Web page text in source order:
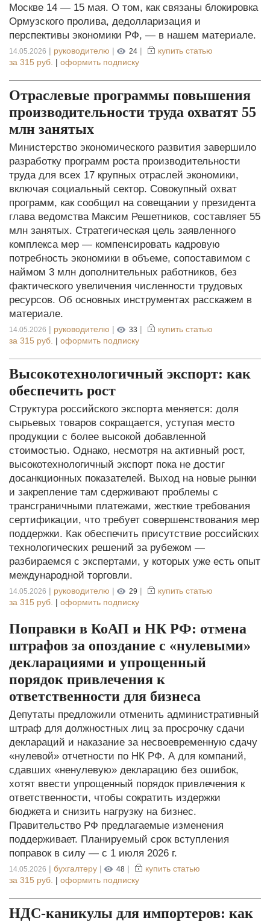
Москве 14 — 15 мая. О том, как связаны блокировка
Ормузского пролива, дедолларизация и
перспективы экономики РФ, — в нашем материале.
14.05.2026 | руководителю | 24 |
купить статью
за 315 руб. | оформить подписку
Отраслевые программы повышения
производительности труда охватят 55
млн занятых
Министерство экономического развития завершило
разработку программ роста производительности
труда для всех 17 крупных отраслей экономики,
включая социальный сектор. Совокупный охват
программ, как сообщил на совещании у президента
глава ведомства Максим Решетников, составляет 55
млн занятых. Стратегическая цель заявленного
комплекса мер — компенсировать кадровую
потребность экономики в объеме, сопоставимом с
наймом 3 млн дополнительных работников, без
фактического увеличения численности трудовых
ресурсов. Об основных инструментах расскажем в
материале.
14.05.2026 | руководителю | 33 |
купить статью
за 315 руб. | оформить подписку
Высокотехнологичный экспорт: как
обеспечить рост
Структура российского экспорта меняется: доля
сырьевых товаров сокращается, уступая место
продукции с более высокой добавленной
стоимостью. Однако, несмотря на активный рост,
высокотехнологичный экспорт пока не достиг
досанкционных показателей. Выход на новые рынки
и закрепление там сдерживают проблемы с
трансграничными платежами, жесткие требования
сертификации, что требует совершенствования мер
поддержки. Как обеспечить присутствие российских
технологических решений за рубежом —
разбираемся с экспертами, у которых уже есть опыт
международной торговли.
14.05.2026 | руководителю | 29 |
купить статью
за 315 руб. | оформить подписку
Поправки в КоАП и НК РФ: отмена
штрафов за опоздание с «нулевыми»
декларациями и упрощенный
порядок привлечения к
ответственности для бизнеса
Депутаты предложили отменить административный
штраф для должностных лиц за просрочку сдачи
деклараций и наказание за несвоевременную сдачу
«нулевой» отчетности по НК РФ. А для компаний,
сдавших «ненулевую» декларацию без ошибок,
хотят ввести упрощенный порядок привлечения к
ответственности, чтобы сократить издержки
бюджета и снизить нагрузку на бизнес.
Правительство РФ предлагаемые изменения
поддерживает. Планируемый срок вступления
поправок в силу — с 1 июля 2026 г.
14.05.2026 | бухгалтеру | 48 |
купить статью
за 315 руб. | оформить подписку
НДС-каникулы для импортеров: как